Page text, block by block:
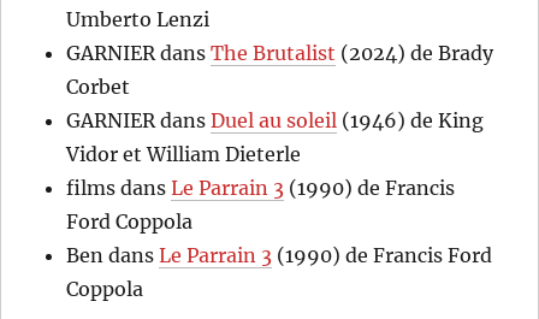
Umberto Lenzi
GARNIERdansThe Brutalist (2024) de Brady
Corbet
GARNIERdansDuel au soleil (1946) de King
Vidor et William Dieterle
films dansLe Parrain 3 (1990) de Francis
Ford Coppola
Ben dansLe Parrain 3 (1990) de Francis Ford
Coppola